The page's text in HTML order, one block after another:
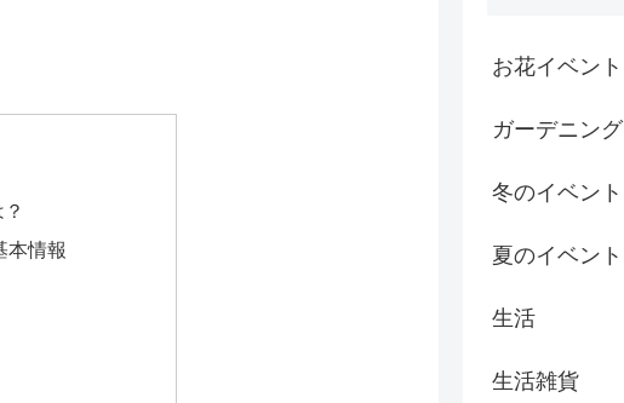
本情報
お花イベント
ガーデニング
冬のイベント
夏のイベント
生活
生活雑貨